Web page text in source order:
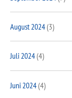
August 2024(3)
Juli 2024(4)
Juni 2024(4)